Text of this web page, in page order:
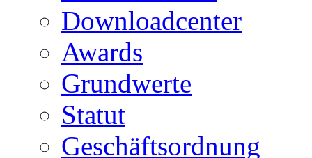
Downloadcenter
Awards
Grundwerte
Statut
Geschäftsordnung